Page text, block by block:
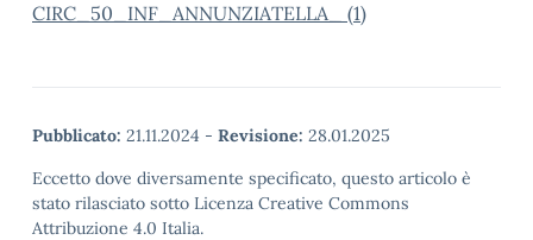
CIRC_50_INF_ANNUNZIATELLA_ (1)
Pubblicato: 21.11.2024 - Revisione: 28.01.2025
Eccetto dove diversamente specificato, questo articolo è
stato rilasciato sotto Licenza Creative Commons
Attribuzione 4.0 Italia.